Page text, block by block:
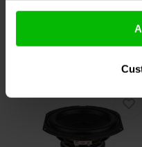
Andere Kunden kauften